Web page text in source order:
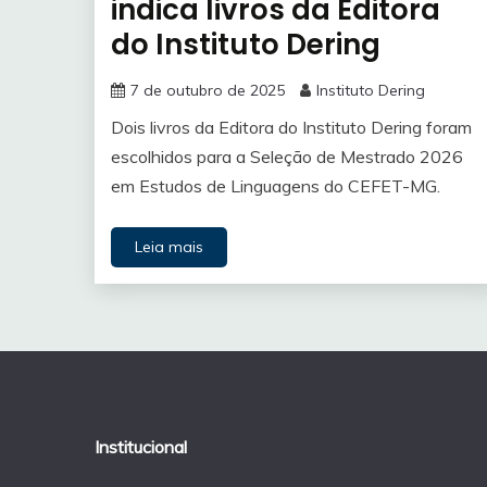
indica livros da Editora
do Instituto Dering
7 de outubro de 2025 Instituto Dering
Dois livros da Editora do Instituto Dering foram
escolhidos para a Seleção de Mestrado 2026
em Estudos de Linguagens do CEFET-MG.
Leia mais
Institucional